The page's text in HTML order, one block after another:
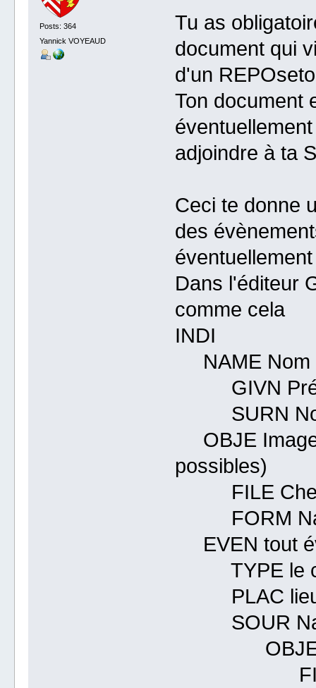
Posts: 364
Yannick VOYEAUD
Tu as
document qui
d'un
Ton document
adjoindre à ta
Ceci te donne
des
Dans l'éditeur
comme cela
INDI
NAME Nom
GIVN
SURN Nom
OBJE Image
possibles)
FILE
FORM
EVEN tout
TYPE le
PLAC lieu
SOUR
FILE lien